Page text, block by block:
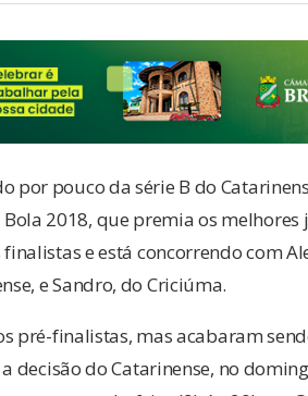
pouco da série B do
2018, que premia os melhores
e está concorrendo com
e Sandro, do Criciúma.
pré-finalistas, mas acabaram
decisão do Catarinense, no